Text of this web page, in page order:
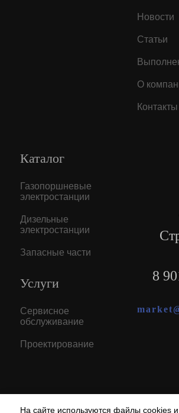
Новости
Статьи
О
Контакты
Каталог
Газопоршневые
электростанции
Дизельные
электростанции
Запасные части
Услуги
Сервисное
обслуживание
Проектирование
8
На сайте используются файлы cookies